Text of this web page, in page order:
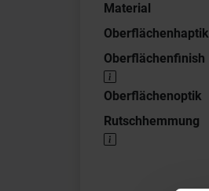
Material
Oberflächenhaptik
Oberflächenfinish
Oberflächenoptik
Rutschhemmung